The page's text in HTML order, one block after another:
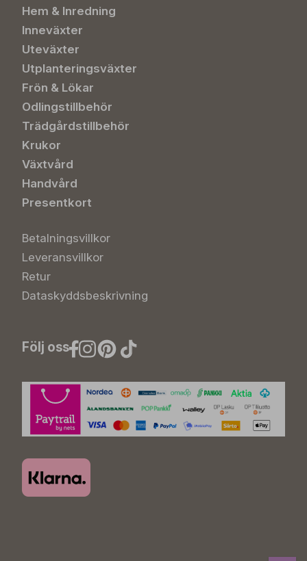
Hem & Inredning
Inneväxter
Uteväxter
Utplanteringsväxter
Frön & Lökar
Odlingstillbehör
Trädgårdstillbehör
Krukor
Växtvård
Handvård
Presentkort
Betalningsvillkor
Leveransvillkor
Retur
Dataskyddsbeskrivning
Följ oss